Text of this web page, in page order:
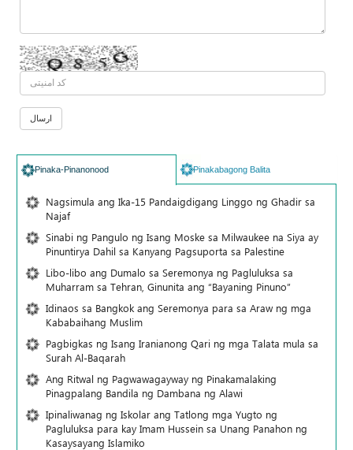
Pinaka-Pinanonood Pinakabagong Balita
Nagsimula ang Ika-15 Pandaigdigang Linggo ng Ghadir sa
Najaf
Sinabi ng Pangulo ng Isang Moske sa Milwaukee na Siya ay
Pinuntirya Dahil sa Kanyang Pagsuporta sa Palestine
Libo-libo ang Dumalo sa Seremonya ng Pagluluksa sa
Muharram sa Tehran, Ginunita ang “Bayaning Pinuno”
Idinaos sa Bangkok ang Seremonya para sa Araw ng mga
Kababaihang Muslim
Pagbigkas ng Isang Iranianong Qari ng mga Talata mula sa
Surah Al-Baqarah
Ang Ritwal ng Pagwawagayway ng Pinakamalaking
Pinagpalang Bandila ng Dambana ng Alawi
Ipinaliwanag ng Iskolar ang Tatlong mga Yugto ng
Pagluluksa para kay Imam Hussein sa Unang Panahon ng
Kasaysayang Islamiko